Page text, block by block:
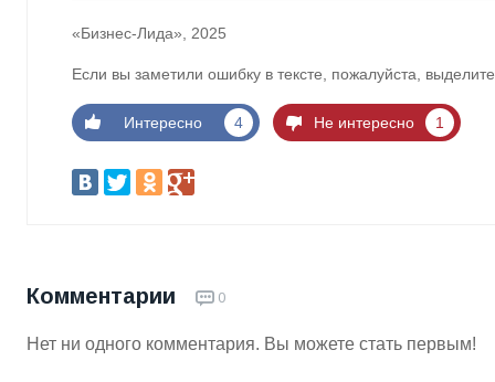
«Бизнес-Лида», 2025
Если вы заметили ошибку в тексте, пожалуйста,
Интересно 4 Не интересно 1
Комментарии 0
Нет ни одного комментария. Вы можете стать первым!